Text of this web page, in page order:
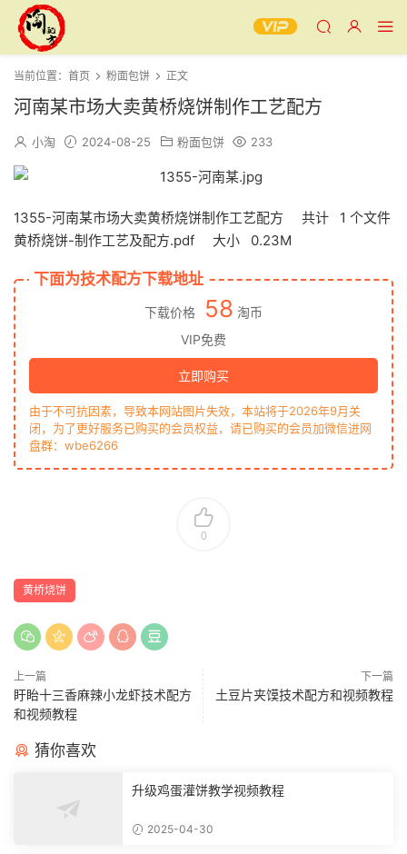
当前位置： 首页 粉面包饼 正文
河南某市场大卖黄桥烧饼制作工艺配方
小淘 2024-08-25 粉面包饼 233
1355-河南某市场大卖黄桥烧饼制作工艺配方 共计 1 个文件
黄桥烧饼-制作工艺及配方.pdf 大小 0.23M
下面为技术配方下载地址
下载价格 58 淘币
VIP免费
立即购买
由于不可抗因素，导致本网站图片失效，本站将于2026年9月关
闭，为了更好服务已购买的会员权益，请已购买的会员加微信进网
盘群：wbe6266
0
黄桥烧饼
上一篇
盱眙十三香麻辣小龙虾技术配方
和视频教程
下一篇
土豆片夹馍技术配方和视频教程
猜你喜欢
升级鸡蛋灌饼教学视频教程
2025-04-30